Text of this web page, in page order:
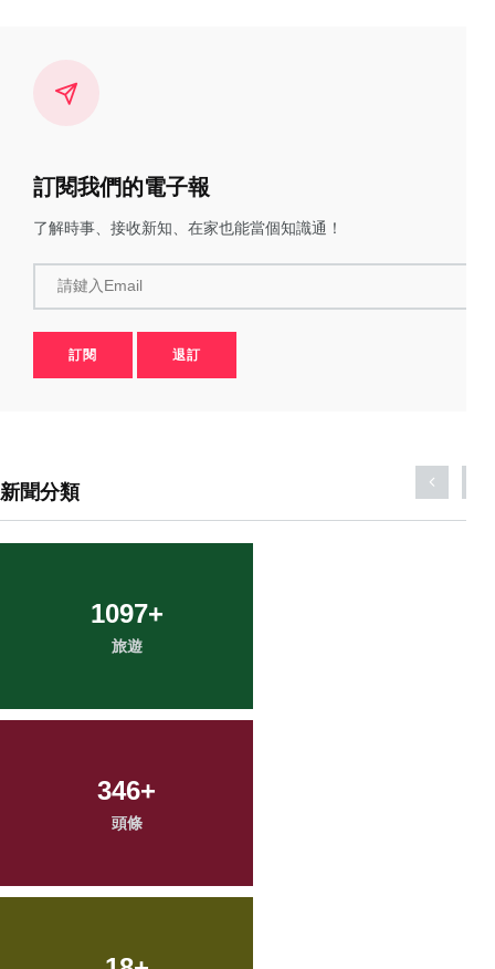
訂閱我們的電子報
了解時事、接收新知、在家也能當個知識通！
請鍵入Email
訂閱 退訂
新聞分類
1097+
旅遊
346+
頭條